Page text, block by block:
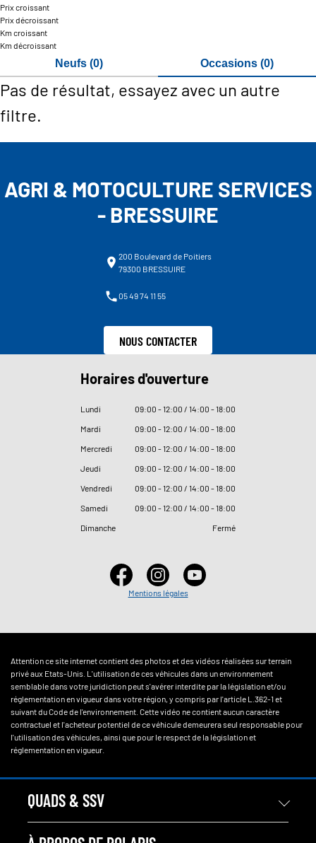
Prix croissant
Prix décroissant
Km croissant
Km décroissant
Neufs (0) Occasions (0)
Pas de résultat, essayez avec un autre
filtre.
AGRI & MOTOCULTURE SERVICES
- BRESSUIRE
200 Boulevard de Poitiers
79300 BRESSUIRE
05 49 74 11 55
NOUS CONTACTER
Horaires d'ouverture
Lundi 09:00 - 12:00 / 14:00 - 18:00
Mardi
09:00 - 12:00 / 14:00 - 18:00
Mercredi
09:00 - 12:00 / 14:00 - 18:00
Jeudi
09:00 - 12:00 / 14:00 - 18:00
Vendredi
09:00 - 12:00 / 14:00 - 18:00
Samedi
09:00 - 12:00 / 14:00 - 18:00
Dimanche
Fermé
Mentions légales
Attention ce site internet contient des photos et des vidéos réalisées sur terrain
privé aux Etats-Unis. L'utilisation de ces véhicules dans un environnement
semblable dans votre juridiction peut s'avérer interdite par la législation et/ou
réglementation en vigueur dans votre région, y compris par l'article L.362-1 et
suivant du Code de l'environnement. Cette vidéo ne contient aucun caractère
contractuel et l'acheteur potentiel de ce véhicule demeurera seul responsable pour
l'utilisation des véhicules, ainsi que pour le respect de la législation et
réglementation en vigueur.
QUADS & SSV